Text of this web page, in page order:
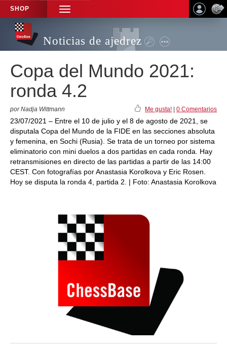
SHOP
TOGGLE
NAVIGATION
Noticias de ajedrez
Copa del Mundo 2021:
ronda 4.2
por Nadja Wittmann Me gusta! 0 Comentarios
23/07/2021 – Entre el 10 de julio y el 8 de agosto de 2021, se
disputala Copa del Mundo de la FIDE en las secciones absoluta
y femenina, en Sochi (Rusia). Se trata de un torneo por sistema
eliminatorio con mini duelos a dos partidas en cada ronda. Hay
retransmisiones en directo de las partidas a partir de las 14:00
CEST. Con fotografías por Anastasia Korolkova y Eric Rosen.
Hoy se disputa la ronda 4, partida 2. | Foto: Anastasia Korolkova